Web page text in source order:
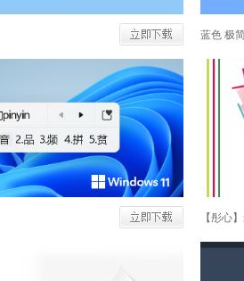
蓝色 极
【彤心